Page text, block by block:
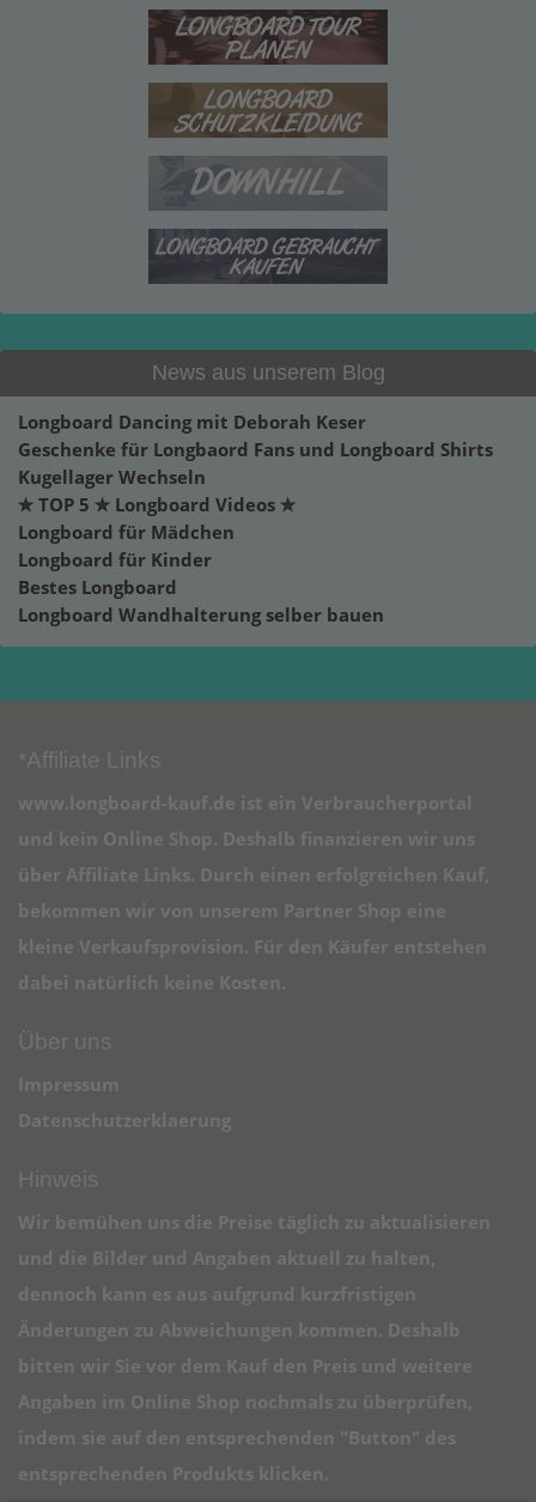
News aus unserem Blog
Longboard Dancing mit Deborah Keser
Geschenke für Longbaord Fans und Longboard Shirts
Kugellager Wechseln
✮ TOP 5 ✮ Longboard Videos ✮
Longboard für Mädchen
Longboard für Kinder
Bestes Longboard
Longboard Wandhalterung selber bauen
*Affiliate Links
www.longboard-kauf.de ist ein Verbraucherportal
und kein Online Shop. Deshalb finanzieren wir uns
über Affiliate Links. Durch einen erfolgreichen Kauf,
bekommen wir von unserem Partner Shop eine
kleine Verkaufsprovision. Für den Käufer entstehen
dabei natürlich keine Kosten.
Über uns
Impressum
Datenschutzerklaerung
Hinweis
Wir bemühen uns die Preise täglich zu aktualisieren
und die Bilder und Angaben aktuell zu halten,
dennoch kann es aus aufgrund kurzfristigen
Änderungen zu Abweichungen kommen. Deshalb
bitten wir Sie vor dem Kauf den Preis und weitere
Angaben im Online Shop nochmals zu überprüfen,
indem sie auf den entsprechenden "Button" des
entsprechenden Produkts klicken.